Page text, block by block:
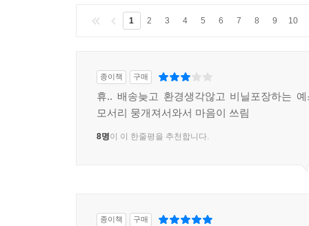
1 2 3 4 5 6 7 8 9 10
종이책 구매
휴.. 배송늦고 환경생각않고 비닐포장하는 예
모서리 뭉개져서와서 마음이 쓰림
8명이 이 한줄평을 추천합니다.
종이책 구매